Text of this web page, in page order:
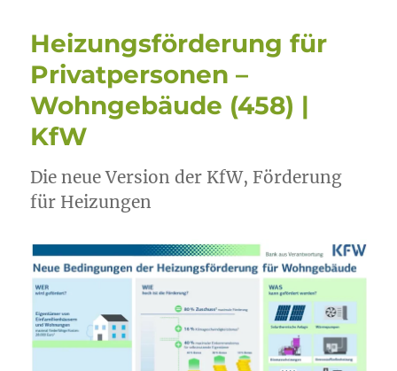
Heizungsförderung für
Privatpersonen –
Wohngebäude (458) |
KfW
Die neue Version der KfW, Förderung
für Heizungen